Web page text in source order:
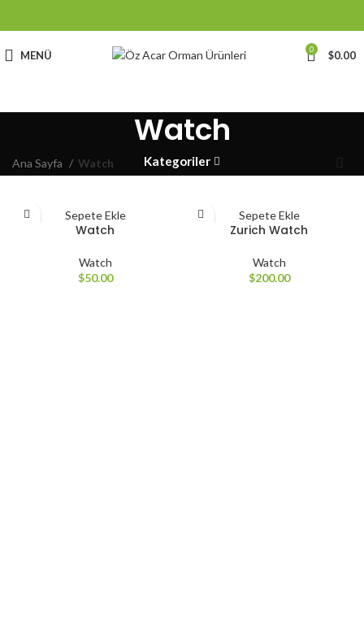
MENÜ 0 $0.00
Watch
Kategoriler
Ana Sayfa Watch
Sepete Ekle
Watch
Watch
$50.00
Sepete Ekle
Zurich Watch
Watch
$200.00